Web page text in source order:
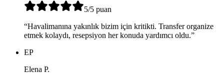
5/5 puan
“Havalimanına yakınlık bizim için kritikti. Transfer organize
etmek kolaydı, resepsiyon her konuda yardımcı oldu.”
EP
Elena P.